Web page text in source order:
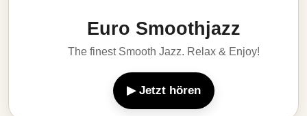
Euro Smoothjazz
The finest Smooth Jazz. Relax & Enjoy!
▶ Jetzt hören